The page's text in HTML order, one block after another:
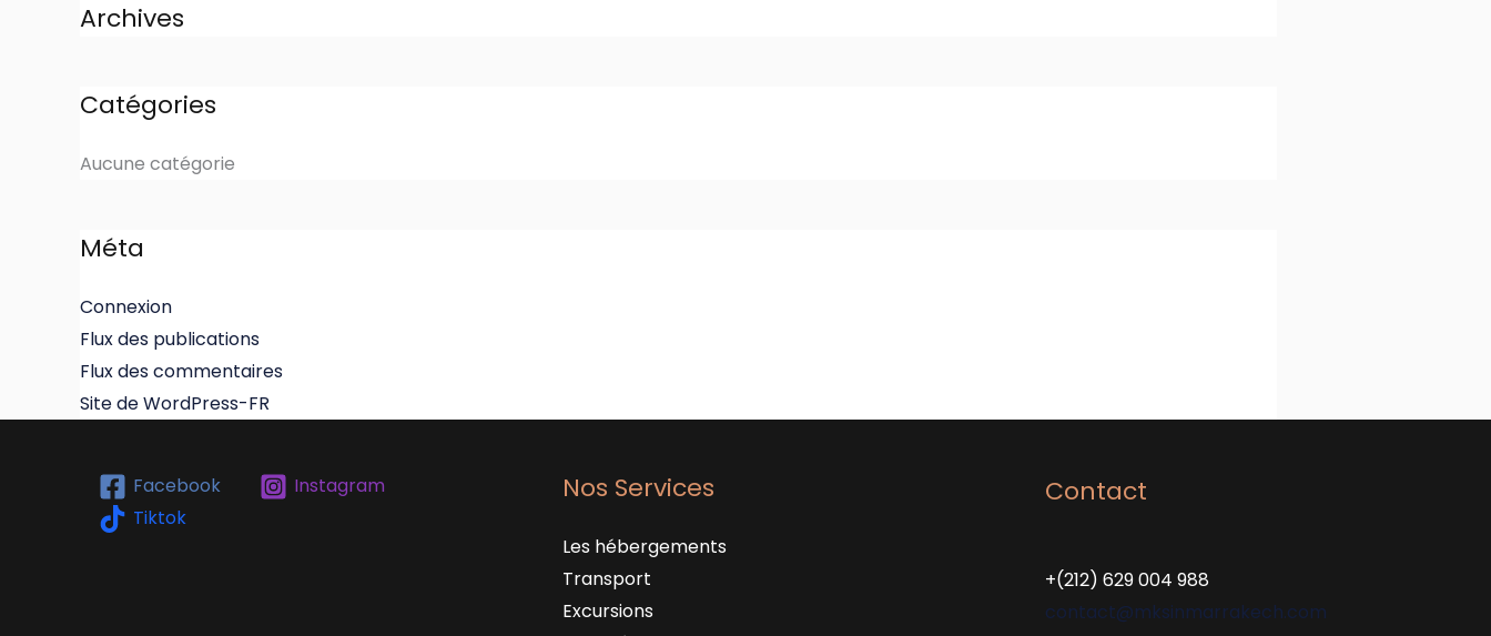
Archives
Catégories
Aucune catégorie
Méta
Connexion
Flux des publications
Flux des commentaires
Site de WordPress-FR
Facebook
Instagram
Tiktok
Nos Services
Les hébergements
Transport
Excursions
Contact
+(212) 629 004 988
contact@mksinmarrakech.com